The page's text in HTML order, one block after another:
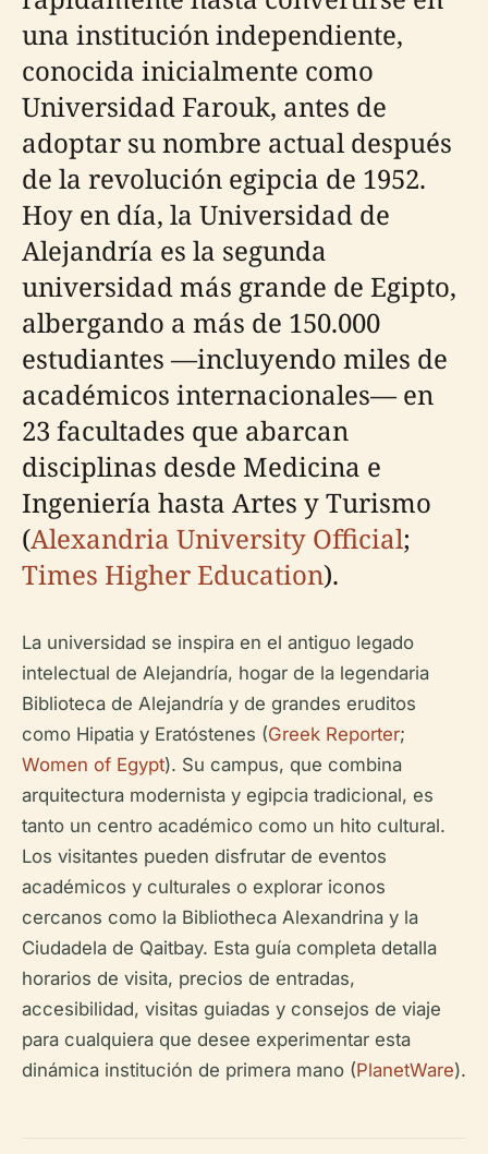
una institución independiente,
conocida inicialmente como
Universidad Farouk, antes de
adoptar su nombre actual después
de la revolución egipcia de 1952.
Hoy en día, la Universidad de
Alejandría es la segunda
universidad más grande de Egipto,
albergando a más de 150.000
estudiantes —incluyendo miles de
académicos internacionales— en
23 facultades que abarcan
disciplinas desde Medicina e
Ingeniería hasta Artes y Turismo
(Alexandria University Official;
Times Higher Education).
La universidad se inspira en el antiguo legado
intelectual de Alejandría, hogar de la legendaria
Biblioteca de Alejandría y de grandes eruditos
como Hipatia y Eratóstenes (Greek Reporter;
Women of Egypt). Su campus, que combina
arquitectura modernista y egipcia tradicional, es
tanto un centro académico como un hito cultural.
Los visitantes pueden disfrutar de eventos
académicos y culturales o explorar iconos
cercanos como la Bibliotheca Alexandrina y la
Ciudadela de Qaitbay. Esta guía completa detalla
horarios de visita, precios de entradas,
accesibilidad, visitas guiadas y consejos de viaje
para cualquiera que desee experimentar esta
dinámica institución de primera mano (PlanetWare).